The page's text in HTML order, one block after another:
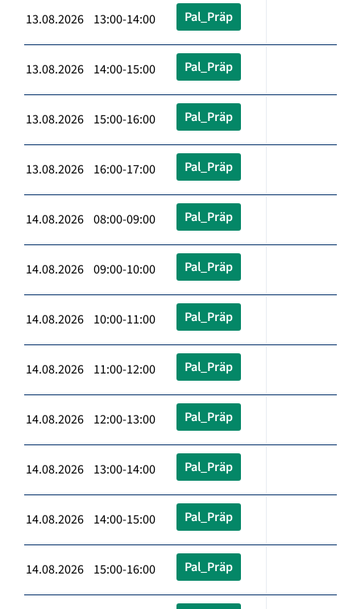
13.08.2026 13:00-14:00 Pal_Präp
13.08.2026 14:00-15:00 Pal_Präp
13.08.2026 15:00-16:00 Pal_Präp
13.08.2026 16:00-17:00 Pal_Präp
14.08.2026 08:00-09:00 Pal_Präp
14.08.2026 09:00-10:00 Pal_Präp
14.08.2026 10:00-11:00 Pal_Präp
14.08.2026 11:00-12:00 Pal_Präp
14.08.2026 12:00-13:00 Pal_Präp
14.08.2026 13:00-14:00 Pal_Präp
14.08.2026 14:00-15:00 Pal_Präp
14.08.2026 15:00-16:00 Pal_Präp